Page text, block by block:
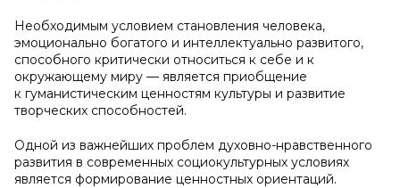
Необходимым условием становления человека,
эмоционально богатого и интеллектуально развитого,
способного критически относиться к себе и к
окружающему миру — является приобщение
к гуманистическим ценностям культуры и развитие
творческих способностей.
Одной из важнейших проблем духовно-нравственного
развития в современных социокультурных условиях
является формирование ценностных ориентаций.